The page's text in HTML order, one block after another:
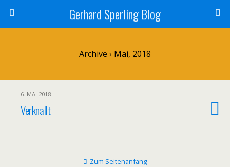
Gerhard Sperling Blog
Archive › Mai, 2018
6. MAI 2018
Verknallt
Zum Seitenanfang